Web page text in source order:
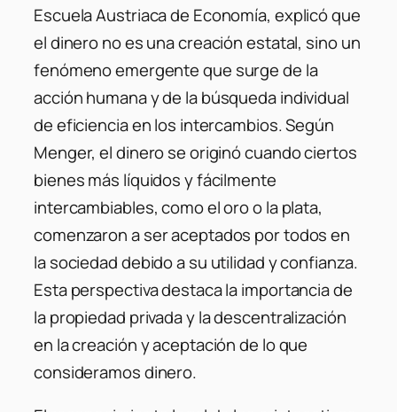
Escuela Austriaca de Economía, explicó que
el dinero no es una creación estatal, sino un
fenómeno emergente que surge de la
acción humana y de la búsqueda individual
de eficiencia en los intercambios. Según
Menger, el dinero se originó cuando ciertos
bienes más líquidos y fácilmente
intercambiables, como el oro o la plata,
comenzaron a ser aceptados por todos en
la sociedad debido a su utilidad y confianza.
Esta perspectiva destaca la importancia de
la propiedad privada y la descentralización
en la creación y aceptación de lo que
consideramos dinero.